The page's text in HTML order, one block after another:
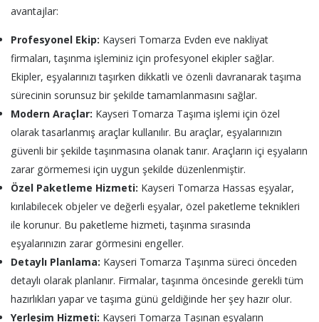
avantajlar:
Profesyonel Ekip: Kayseri Tomarza Evden eve nakliyat
firmaları, taşınma işleminiz için profesyonel ekipler sağlar.
Ekipler, eşyalarınızı taşırken dikkatli ve özenli davranarak taşıma
sürecinin sorunsuz bir şekilde tamamlanmasını sağlar.
Modern Araçlar: Kayseri Tomarza Taşıma işlemi için özel
olarak tasarlanmış araçlar kullanılır. Bu araçlar, eşyalarınızın
güvenli bir şekilde taşınmasına olanak tanır. Araçların içi eşyaların
zarar görmemesi için uygun şekilde düzenlenmiştir.
Özel Paketleme Hizmeti: Kayseri Tomarza Hassas eşyalar,
kırılabilecek objeler ve değerli eşyalar, özel paketleme teknikleri
ile korunur. Bu paketleme hizmeti, taşınma sırasında
eşyalarınızın zarar görmesini engeller.
Detaylı Planlama: Kayseri Tomarza Taşınma süreci önceden
detaylı olarak planlanır. Firmalar, taşınma öncesinde gerekli tüm
hazırlıkları yapar ve taşıma günü geldiğinde her şey hazır olur.
Yerleşim Hizmeti: Kayseri Tomarza Taşınan eşyaların